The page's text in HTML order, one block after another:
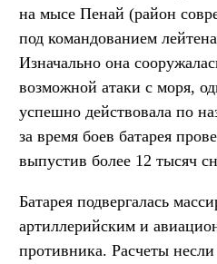
на мысе Пенай (район
под командованием
Изначально она
возможной атаки с моря,
успешно действовала по
за время боев батарея
выпустив более 12 тысяч
Батарея подвергалась
артиллерийским и
противника. Расчеты